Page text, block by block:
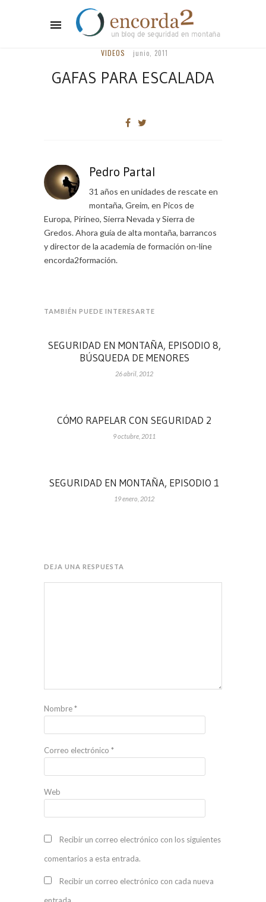
VIDEOS junio, 2011
GAFAS PARA ESCALADA
Pedro Partal
31 años en unidades de rescate en
montaña, Greim, en Picos de
Europa, Pirineo, Sierra Nevada y Sierra de
Gredos. Ahora guía de alta montaña, barrancos
y director de la academia de formación on-line
encorda2formación.
TAMBIÉN PUEDE INTERESARTE
SEGURIDAD EN MONTAÑA, EPISODIO 8,
BÚSQUEDA DE MENORES
26 abril, 2012
CÓMO RAPELAR CON SEGURIDAD 2
9 octubre, 2011
SEGURIDAD EN MONTAÑA, EPISODIO 1
19 enero, 2012
DEJA UNA RESPUESTA
Nombre*
Correo electrónico *
Web
Recibir un correo electrónico con los siguientes
comentarios a esta entrada.
Recibir un correo electrónico con cada nueva